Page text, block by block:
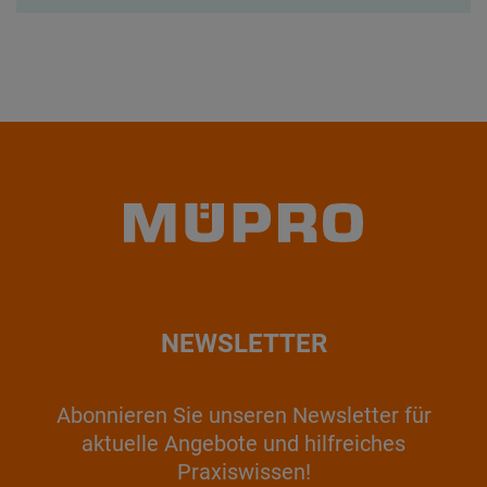
NEWSLETTER
Abonnieren Sie unseren Newsletter für
aktuelle Angebote und hilfreiches
Praxiswissen!